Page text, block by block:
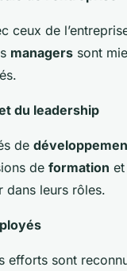
ceux de
managers sont
du leadership
de
de formation
dans leurs rôles.
efforts sont